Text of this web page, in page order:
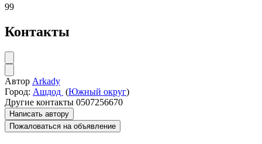
99
Контакты
Автор Аrkady
Город: Ашдод (Южный округ)
Другие контакты 0507256670
Написать автору
Пожаловаться на объявление